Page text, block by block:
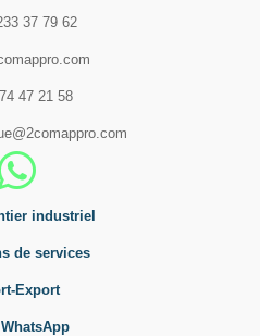
37 79 62
47 21 58
industriel
de services
Export